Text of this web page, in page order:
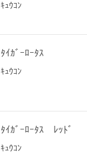
ｷｭｳｺﾝ
ﾀｲｶﾞｰﾛｰﾀｽ
ｷｭｳｺﾝ
ﾀｲｶﾞｰﾛｰﾀｽ ﾚｯﾄﾞ
ｷｭｳｺﾝ